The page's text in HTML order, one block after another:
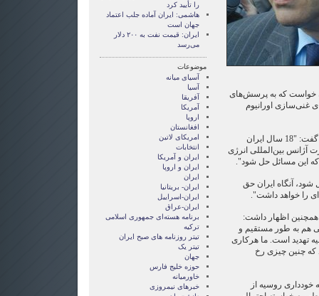
خواست که به پرسش‌های
غنی‌سازی اورانیوم
رییس‌ شورای امنیت ملی روسیه گفت: "18 سال ایران
آژانس بین‌المللی انرژی
که این مسائل حل شود".
شود، آنگاه ایران حق
را خواهد داشت".
اظهار داشت:
هم به طور مستقیم و
تهدید است. ما هرکاری
که چنین چیزی رخ
خودداری روسیه از
را تأیید کرد
هاشمی: ایران آماده جلب اعتماد
جهان است
ایران: قیمت نفت به ۲۰۰ دلار
می‌رسد
موضوعات
آسيای ميانه
آسیا
آفریقا
آمریکا
اروپا
افغانستان
امریکای لاتین
انتخابات
ايران و آمريکا
ايران و اروپا
ایران
ایران- بریتانیا
ایران-اسراییل
ایران-عراق
برنامه هسته‌ای جمهوری اسلامی
ترکیه
تیتر روزنامه های صبح ایران
تیتر یک
جهان
حوزه خلیج فارس
خاورمیانه
خبرهای نیمروزی